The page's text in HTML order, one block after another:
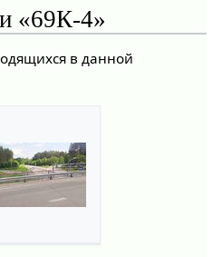
«69К-4»
в данной